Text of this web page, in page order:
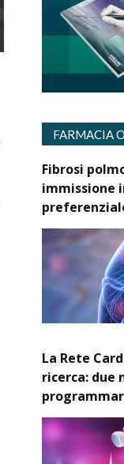
FARMACIA
Fibrosi
immissione
La Rete
ricerca: due